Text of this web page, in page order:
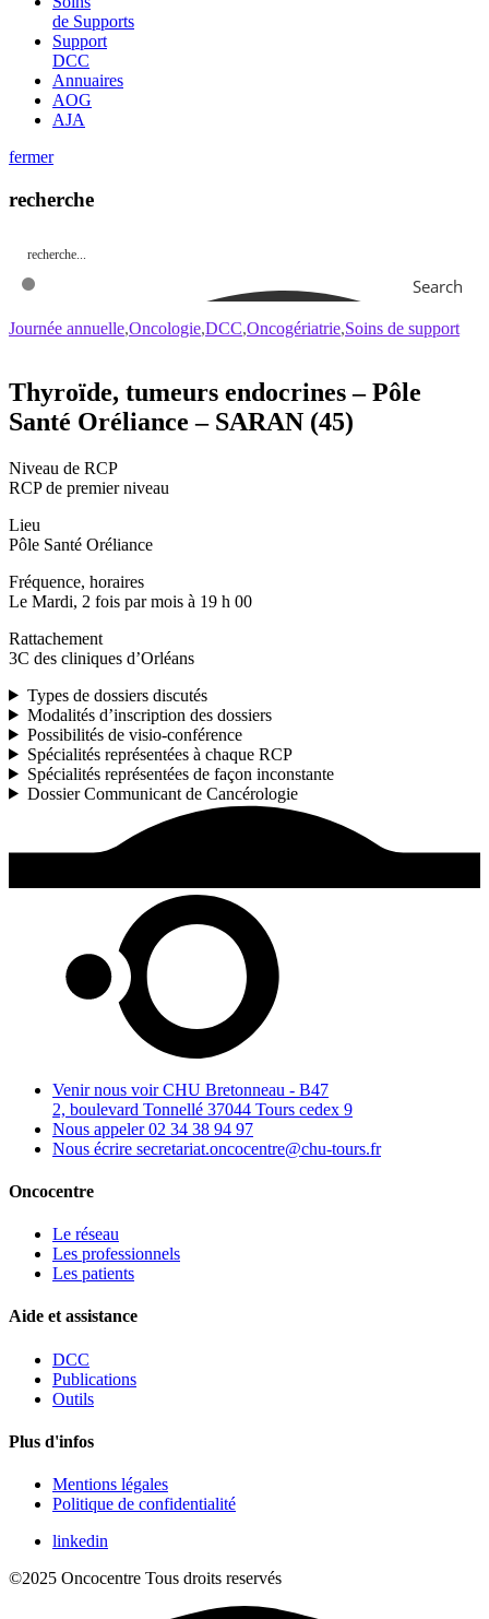
de Supports
Support
DCC
Annuaires
AOG
AJA
fermer
recherche
Search
Journée annuelle Oncologie DCC Oncogériatrie Soins de support
Thyroïde, tumeurs endocrines – Pôle
Santé Oréliance – SARAN (45)
Niveau de RCP
RCP de premier niveau
Lieu
Pôle Santé Oréliance
Fréquence, horaires
Le Mardi, 2 fois par mois à 19 h 00
Rattachement
3C des cliniques d’Orléans
Types de dossiers discutés
Modalités d’inscription des dossiers
Possibilités de visio-conférence
Spécialités représentées à chaque RCP
Spécialités représentées de façon inconstante
Dossier Communicant de Cancérologie
Venir nous voir CHU Bretonneau - B47
2, boulevard Tonnellé 37044 Tours cedex 9
Nous appeler 02 34 38 94 97
Nous écrire secretariat.oncocentre@chu-tours.fr
Oncocentre
Le réseau
Les professionnels
Les patients
Aide et assistance
DCC
Publications
Outils
Plus d'infos
Mentions légales
Politique de confidentialité
linkedin
©2025 Oncocentre Tous droits reservés